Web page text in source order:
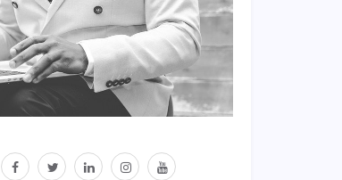
facebook
twitterlinkedininstagram
youtube